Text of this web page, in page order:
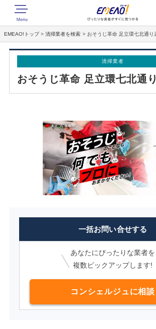
EMEAO!トップ >清掃業者を検索 > おそうじ革命 足立環七北通り
清掃業者
おそうじ革命 足立環七北通
一括お問い合せする
あなたにぴったりな業者を
複数ピックアップします!
コンシェルジュに相談